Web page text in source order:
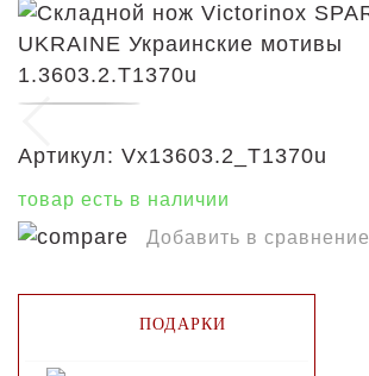
Артикул: Vx13603.2_T1370u
товар есть в наличии
Добавить в сравнение
ПОДАРКИ